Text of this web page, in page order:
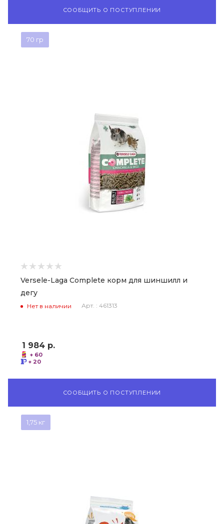
СООБЩИТЬ О ПОСТУПЛЕНИИ
70 гр
Versele-Laga Complete корм для шиншилл и
дегу
Нет в наличии Арт. : 461313
1 984 р.
+ 60
+ 20
СООБЩИТЬ О ПОСТУПЛЕНИИ
1,75 кг